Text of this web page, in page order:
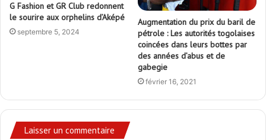
G Fashion et GR Club redonnent
le sourire aux orphelins d’Aképé
septembre 5, 2024
Augmentation du prix du baril de
pétrole : Les autorités togolaises
coincées dans leurs bottes par
des années d’abus et de
gabegie
février 16, 2021
Laisser un commentaire